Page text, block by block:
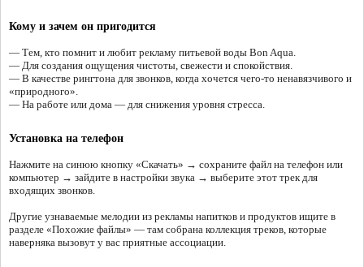
Кому и зачем он пригодится
— Тем, кто помнит и любит рекламу питьевой воды Bon Aqua.
— Для создания ощущения чистоты, свежести и спокойствия.
— В качестве рингтона для звонков, когда хочется чего-то ненавязчивого и
«природного».
— На работе или дома — для снижения уровня стресса.
Установка на телефон
Нажмите на синюю кнопку «Скачать» → сохраните файл на телефон или
компьютер → зайдите в настройки звука → выберите этот трек для
входящих звонков.
Другие узнаваемые мелодии из рекламы напитков и продуктов ищите в
разделе «Похожие файлы» — там собрана коллекция треков, которые
наверняка вызовут у вас приятные ассоциации.